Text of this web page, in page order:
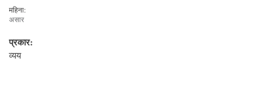
महिना:
असार
प्रकार:
व्यय